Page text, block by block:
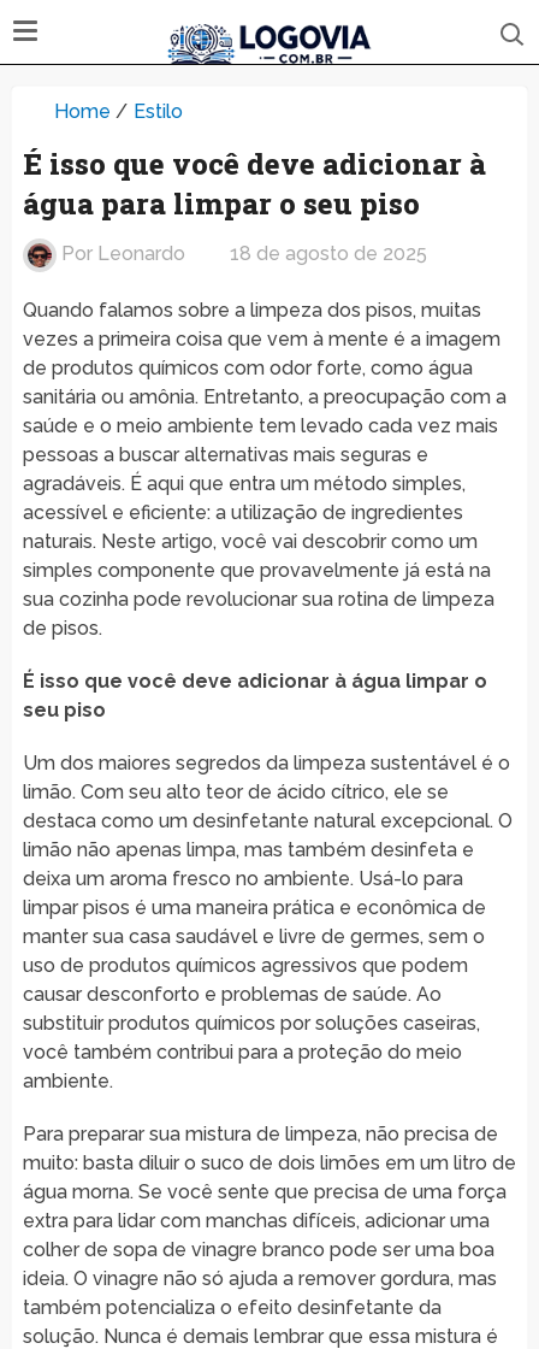
Home / Estilo
É isso que você deve adicionar à
água para limpar o seu piso
Por Leonardo 18 de agosto de 2025
Quando falamos sobre a limpeza dos pisos, muitas
vezes a primeira coisa que vem à mente é a imagem
de produtos químicos com odor forte, como água
sanitária ou amônia. Entretanto, a preocupação com a
saúde e o meio ambiente tem levado cada vez mais
pessoas a buscar alternativas mais seguras e
agradáveis. É aqui que entra um método simples,
acessível e eficiente: a utilização de ingredientes
naturais. Neste artigo, você vai descobrir como um
simples componente que provavelmente já está na
sua cozinha pode revolucionar sua rotina de limpeza
de pisos.
É isso que você deve adicionar à água limpar o
seu piso
Um dos maiores segredos da limpeza sustentável é o
limão. Com seu alto teor de ácido cítrico, ele se
destaca como um desinfetante natural excepcional. O
limão não apenas limpa, mas também desinfeta e
deixa um aroma fresco no ambiente. Usá-lo para
limpar pisos é uma maneira prática e econômica de
manter sua casa saudável e livre de germes, sem o
uso de produtos químicos agressivos que podem
causar desconforto e problemas de saúde. Ao
substituir produtos químicos por soluções caseiras,
você também contribui para a proteção do meio
ambiente.
Para preparar sua mistura de limpeza, não precisa de
muito: basta diluir o suco de dois limões em um litro de
água morna. Se você sente que precisa de uma força
extra para lidar com manchas difíceis, adicionar uma
colher de sopa de vinagre branco pode ser uma boa
ideia. O vinagre não só ajuda a remover gordura, mas
também potencializa o efeito desinfetante da
solução. Nunca é demais lembrar que essa mistura é